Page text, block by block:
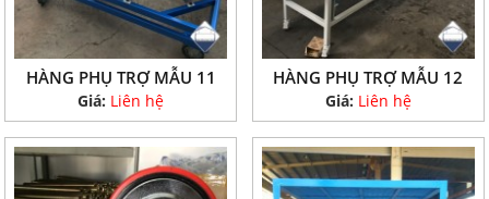
HÀNG PHỤ TRỢ MẪU 11
Giá: Liên hệ
HÀNG PHỤ TRỢ MẪU 12
Giá: Liên hệ